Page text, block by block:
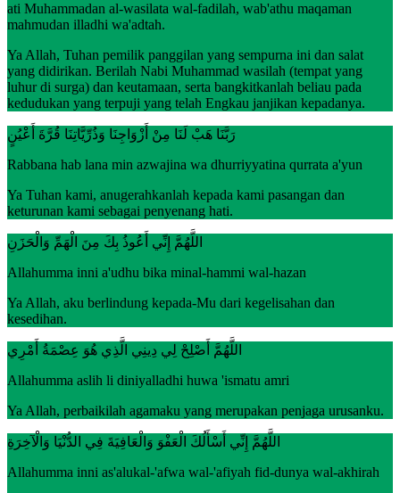
ati Muhammadan al-wasilata wal-fadilah, wab'athu maqaman
mahmudan illadhi wa'adtah.
Ya Allah, Tuhan pemilik panggilan yang sempurna ini dan salat
yang didirikan. Berilah Nabi Muhammad wasilah (tempat yang
luhur di surga) dan keutamaan, serta bangkitkanlah beliau pada
kedudukan yang terpuji yang telah Engkau janjikan kepadanya.
رَبَّنَا هَبْ لَنَا مِنْ أَزْوَاجِنَا وَذُرِّيَّاتِنَا قُرَّةَ أَعْيُنٍ
Rabbana hab lana min azwajina wa dhurriyyatina qurrata a'yun
Ya Tuhan kami, anugerahkanlah kepada kami pasangan dan
keturunan kami sebagai penyenang hati.
اللَّهُمَّ إِنِّي أَعُوذُ بِكَ مِنَ الْهَمِّ وَالْحَزَنِ
Allahumma inni a'udhu bika minal-hammi wal-hazan
Ya Allah, aku berlindung kepada-Mu dari kegelisahan dan
kesedihan.
اللَّهُمَّ أَصْلِحْ لِي دِينِي الَّذِي هُوَ عِصْمَةُ أَمْرِي
Allahumma aslih li diniyalladhi huwa 'ismatu amri
Ya Allah, perbaikilah agamaku yang merupakan penjaga urusanku.
اللَّهُمَّ إِنِّي أَسْأَلُكَ الْعَفْوَ وَالْعَافِيَةَ فِي الدُّنْيَا وَالْآخِرَةِ
Allahumma inni as'alukal-'afwa wal-'afiyah fid-dunya wal-akhirah